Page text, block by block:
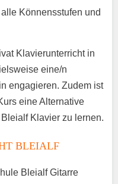
Könnensstufen und
Klavierunterricht in
eine/n
engagieren. Zudem ist
eine Alternative
Klavier zu lernen.
BLEIALF
Bleialf Gitarre